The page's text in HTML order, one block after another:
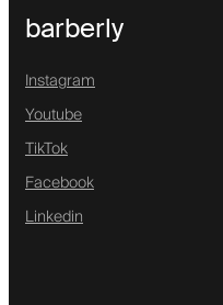
barberly
Instagram
Youtube
TikTok
Facebook
Linkedin